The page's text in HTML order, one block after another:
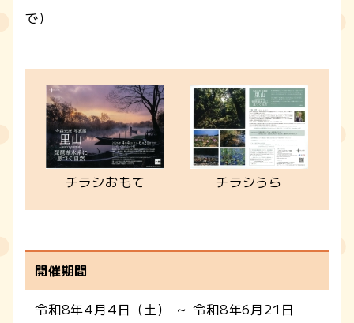
で）
チラシおもて チラシうら
開催期間
令和8年4月4日（土） ～ 令和8年6月21日